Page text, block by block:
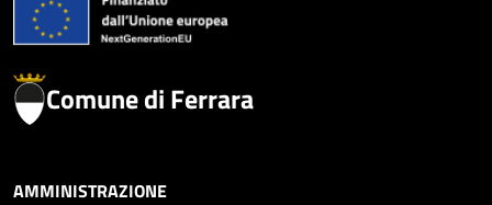
Comune di Ferrara
AMMINISTRAZIONE